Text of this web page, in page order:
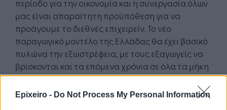
Epixeiro - Do Not Process My Personal Information
περίοδο για την οικονομία και η συνεργασία όλων
μας είναι απαραίτητη προϋπόθεση για να
προάγουμε το διεθνές επιχειρείν. Το νέο
παραγωγικό μοντέλο της Ελλάδας θα έχει βασικό
πυλώνα την εξωστρέφεια, με τους εξαγωγείς να
βρίσκονται και τα επόμενα χρόνια σε όλα τα μήκη
και τα πλάτη του κόσμου, με προϊόντα και
υπηρεσίες που θα ικανοποιούν και τις πιο